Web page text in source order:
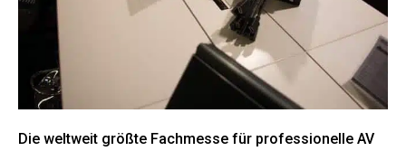
Die weltweit größte Fachmesse für professionelle AV